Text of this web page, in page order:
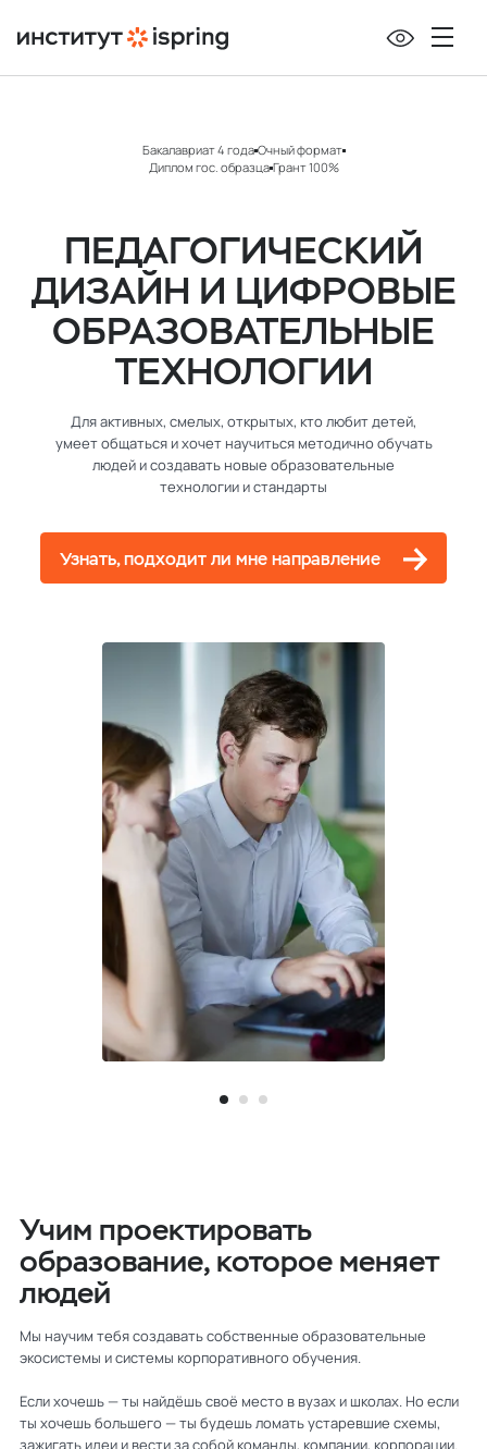
Бакалавриат 4 года Очный формат
Диплом гос. образца Грант 100%
ПЕДАГОГИЧЕСКИЙ
ДИЗАЙН И ЦИФРОВЫЕ
ОБРАЗОВАТЕЛЬНЫЕ
ТЕХНОЛОГИИ
Для активных, смелых, открытых, кто любит детей,
умеет общаться и хочет научиться методично обучать
людей и создавать новые образовательные
технологии и стандарты
Узнать, подходит ли мне направление
Учим проектировать
образование, которое меняет
людей
Мы научим тебя создавать собственные образовательные
экосистемы и системы корпоративного обучения.
Если хочешь — ты найдёшь своё место в вузах и школах. Но если
ты хочешь большего — ты будешь ломать устаревшие схемы,
зажигать идеи и вести за собой команды, компании, корпорации.